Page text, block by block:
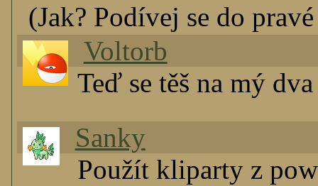
(Jak? Podívej se do
Voltorb
Teď se těš na mý
Sanky
Použít kliparty z